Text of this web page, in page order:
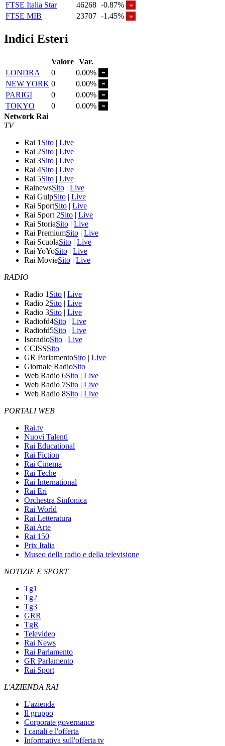
FTSE Italia Star
46268 -0.87%
FTSE MIB
23707 -1.45%
Indici Esteri
Valore Var.
LONDRA
0
0.00%
NEW YORK 0
0.00%
PARIGI
0
0.00%
TOKYO
0
0.00%
Network Rai
TV
Rai 1 Sito | Live
Rai 2Sito | Live
Rai 3Sito | Live
Rai 4Sito | Live
Rai 5Sito | Live
RainewsSito | Live
Rai GulpSito | Live
Rai SportSito | Live
Rai Sport 2Sito | Live
Rai StoriaSito | Live
Rai PremiumSito | Live
Rai ScuolaSito | Live
Rai YoYoSito | Live
Rai MovieSito | Live
RADIO
Radio 1 Sito | Live
Radio 2Sito | Live
Radio 3Sito | Live
Radiofd4Sito | Live
Radiofd5Sito | Live
IsoradioSito | Live
CCISSSito
GR ParlamentoSito | Live
Giornale RadioSito
Web Radio 6Sito | Live
Web Radio 7Sito | Live
Web Radio 8Sito | Live
PORTALI WEB
Rai.tv
Nuovi Talenti
Rai Educational
Rai Fiction
Rai Cinema
Rai Teche
Rai International
Rai Eri
Orchestra Sinfonica
Rai World
Rai Letteratura
Rai Arte
Rai 150
Prix Italia
Museo della radio e della televisione
NOTIZIE E SPORT
Tg1
Tg2
Tg3
GRR
TgR
Televideo
Rai News
Rai Parlamento
GR Parlamento
Rai Sport
L'AZIENDA RAI
L'azienda
Il gruppo
Corporate governance
I canali e l'offerta
Informativa sull'offerta tv